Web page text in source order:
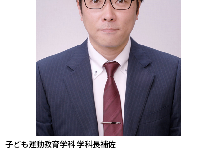
子ども運動教育学科 学科長補佐